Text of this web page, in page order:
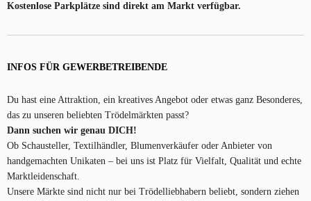
Kostenlose Parkplätze sind direkt am Markt verfügbar.
INFOS FÜR GEWERBETREIBENDE
Du hast eine Attraktion, ein kreatives Angebot oder etwas ganz Besonderes,
das zu unseren beliebten Trödelmärkten passt?
Dann suchen wir genau DICH!
Ob Schausteller, Textilhändler, Blumenverkäufer oder Anbieter von
handgemachten Unikaten – bei uns ist Platz für Vielfalt, Qualität und echte
Marktleidenschaft.
Unsere Märkte sind nicht nur bei Trödelliebhabern beliebt, sondern ziehen